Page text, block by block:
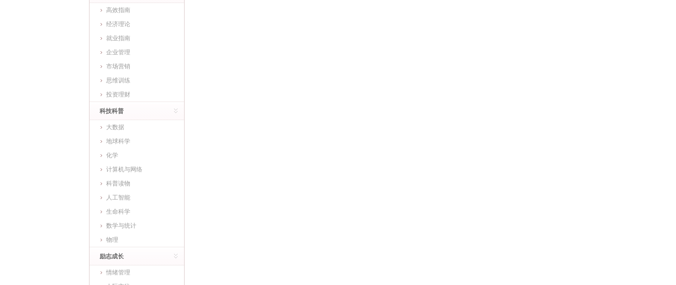
高效指南
经济理论
就业指南
企业管理
市场营销
思维训练
投资理财
科技科普
大数据
地球科学
化学
计算机与网络
科普读物
人工智能
生命科学
数学与统计
物理
励志成长
情绪管理